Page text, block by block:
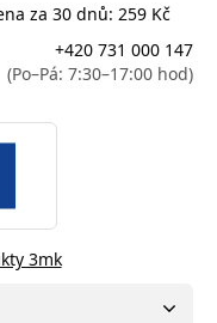
za 30 dnů: 259 Kč
+420 731 000 147
(Po–Pá: 7:30–17:00 hod)
3mk